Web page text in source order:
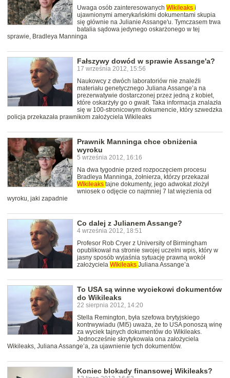
Uwaga osób zainteresowanych Wikileaks i
ujawnionymi amerykańskimi dokumentami skupia
się głównie na Julianie Assange'u. Tymczasem trwa
batalia sądowa jedynego oskarżonego w tej
sprawie, Bradleya Manninga
Fałszywy dowód w sprawie Assange'a?
17 września 2012, 15:56
Naukowcy z dwóch laboratoriów nie znaleźli
materiału genetycznego Juliana Assange’a na
prezerwatywie dostarczonej przez jedną z kobiet,
które oskarżyły go o gwałt. Taka informacja znalazła
się w 100-stronicowym dokumencie, który szwedzka
policja przekazała prawnikom założyciela Wikileaks
Prawnik Manninga chce obniżenia
wyroku
5 września 2012, 16:16
Na dwa tygodnie przed rozpoczęciem procesu
Bradleya Manninga, żołnierza, którzy przekazał
Wikileaks tajne dokumenty, jego adwokat złożył
wniosek o odjęcie co najmniej 7 lat więzienia od
wyroku, jaki zapadnie
Co dalej z Julianem Assange?
4 września 2012, 18:51
Profesor Rob Cryer z University of Birmingham
opublikował na stronie swojej uczelni wpis, który w
jasny sposób wyjaśnia sytuację prawną wokół
założyciela Wikileaks Juliana Assange’a
To USA są winne wyciekowi dokumentów
do Wikileaks
22 sierpnia 2012, 14:20
Stella Remington, była szefowa brytyjskiego
kontrwywiadu (MI5) uważa, że to USA ponoszą winę
za wyciek tajnych dokumentów do Wikileaks.
Jednocześnie skrytykowała ona założyciela
Wikileaks, Juliana Assange’a, za ujawnienie tych dokumentów.
Koniec blokady finansowej Wikileaks?